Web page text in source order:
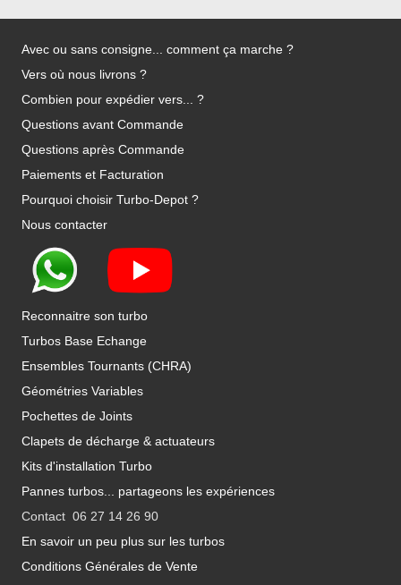
Avec ou sans consigne... comment ça marche ?
Vers où nous livrons ?
Combien pour expédier vers... ?
Questions avant Commande
Questions après Commande
Paiements et Facturation
Pourquoi choisir Turbo-Depot ?
Nous contacter
Reconnaitre son turbo
Turbos Base Echange
Ensembles Tournants (CHRA)
Géométries Variables
Pochettes de Joints
Clapets de décharge & actuateurs
Kits d'installation Turbo
Pannes turbos... partageons les expériences
Contact 06 27 14 26 90
En savoir un peu plus sur les turbos
Conditions Générales de Vente